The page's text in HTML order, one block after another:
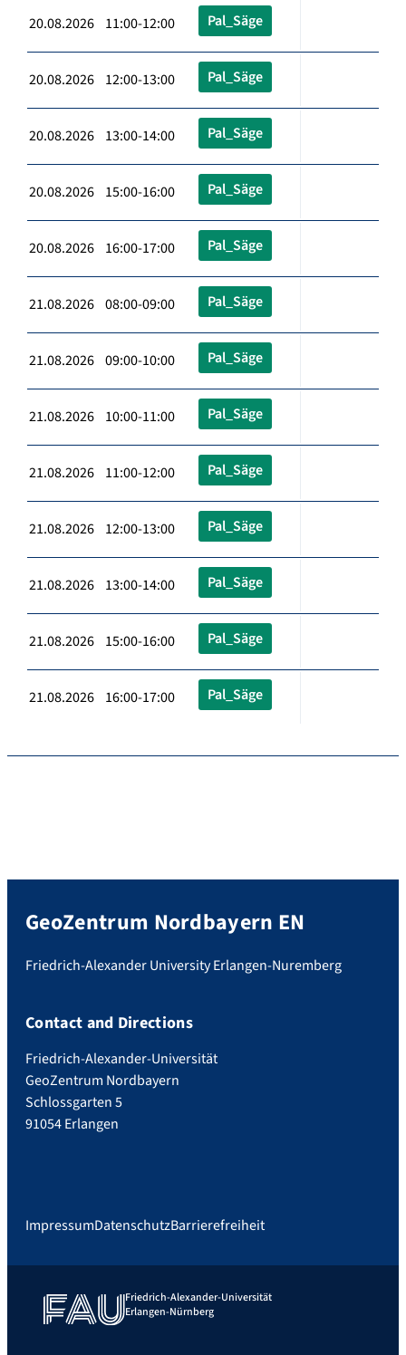
20.08.2026 11:00-12:00 Pal_Säge
20.08.2026 12:00-13:00 Pal_Säge
20.08.2026 13:00-14:00 Pal_Säge
20.08.2026 15:00-16:00 Pal_Säge
20.08.2026 16:00-17:00 Pal_Säge
21.08.2026 08:00-09:00 Pal_Säge
21.08.2026 09:00-10:00 Pal_Säge
21.08.2026 10:00-11:00 Pal_Säge
21.08.2026 11:00-12:00 Pal_Säge
21.08.2026 12:00-13:00 Pal_Säge
21.08.2026 13:00-14:00 Pal_Säge
21.08.2026 15:00-16:00 Pal_Säge
21.08.2026 16:00-17:00 Pal_Säge
GeoZentrum Nordbayern EN
Friedrich-Alexander University Erlangen-Nuremberg
Contact and Directions
Friedrich-Alexander-Universität
GeoZentrum Nordbayern
Schlossgarten 5
91054 Erlangen
ImpressumDatenschutzBarrierefreiheit
Friedrich-Alexander-Universität
Erlangen-Nürnberg